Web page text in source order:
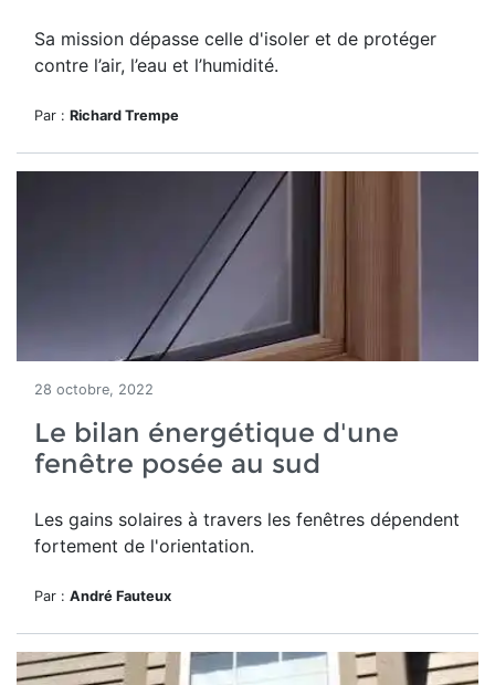
Sa mission dépasse celle d'isoler et de protéger
contre l’air, l’eau et l’humidité.
Par : Richard Trempe
28 octobre, 2022
Le bilan énergétique d'une
fenêtre posée au sud
Les gains solaires à travers les fenêtres dépendent
fortement de l'orientation.
Par : André Fauteux